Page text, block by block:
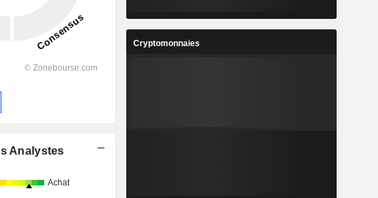
Analystes
Achat
Cryptomonnaies